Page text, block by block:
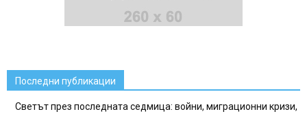
Последни публикации
Светът през последната седмица: войни, миграционни кризи,